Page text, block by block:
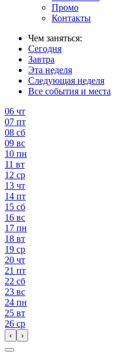
Промо
Контакты
Чем заняться:
Сегодня
Завтра
Эта неделя
Следующая неделя
Все события и места
06 чт
07 пт
08 сб
09 вс
10 пн
11 вт
12 ср
13 чт
14 пт
15 сб
16 вс
17 пн
18 вт
19 ср
20 чт
21 пт
22 сб
23 вс
24 пн
25 вт
26 ср
‹ ›